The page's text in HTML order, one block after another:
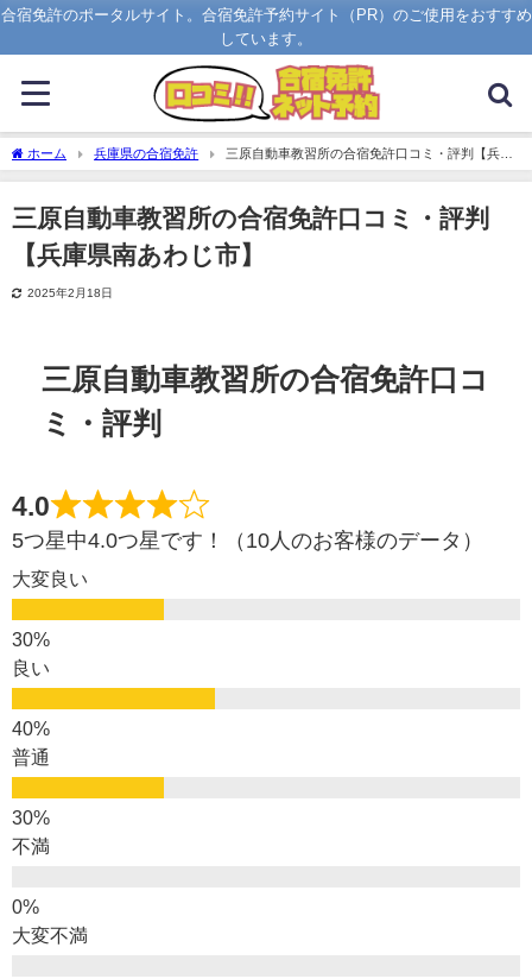
合宿免許のポータルサイト。合宿免許予約サイト（PR）のご使用をおすすめ
しています。
ホーム 兵庫県の合宿免許
三原自動車教習所の合宿免許口コミ・評判【兵庫
県南あわじ市】
三原自動車教習所の合宿免許口コミ・評判
【兵庫県南あわじ市】
2025年2月18日
三原自動車教習所の合宿免許口コ
ミ・評判
4.0
5つ星中4.0つ星です！（10人のお客様のデータ）
大変良い
良い
普通
不満
大変不満